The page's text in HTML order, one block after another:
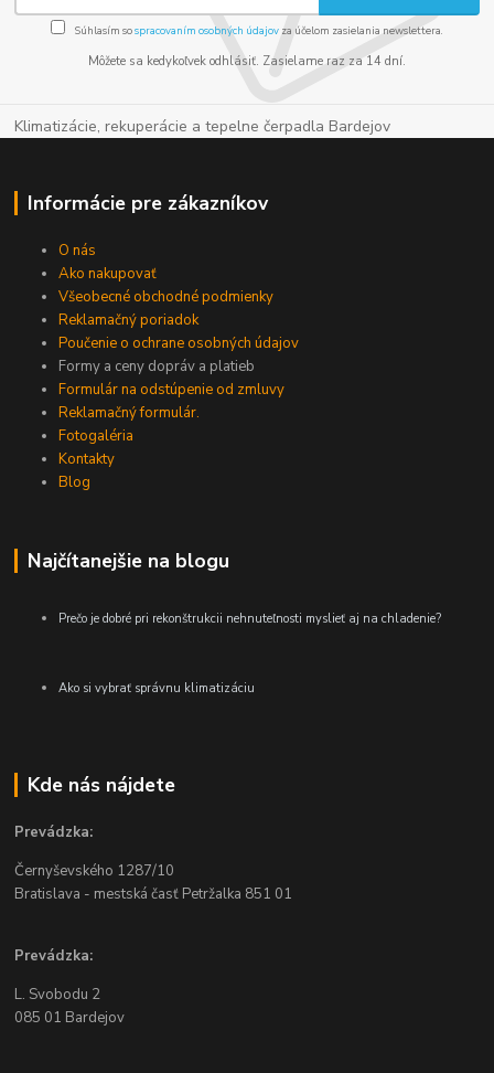
Súhlasím sospracovaním osobných údajov za účelom zasielania newslettera.
Môžete sa kedykoľvek odhlásiť. Zasielame raz za 14 dní.
Klimatizácie, rekuperácie a tepelne čerpadla Bardejov
Informácie pre zákazníkov
O nás
Ako nakupovať
Všeobecné obchodné podmienky
Reklamačný poriadok
Poučenie o ochrane osobných údajov
Formy a ceny dopráv a platieb
Formulár na odstúpenie od zmluvy
Reklamačný formulár.
Fotogaléria
Kontakty
Blog
Najčítanejšie na blogu
Prečo je dobré pri rekonštrukcii nehnuteľnosti myslieť aj na chladenie?
Ako si vybrať správnu klimatizáciu
Kde nás nájdete
Prevádzka:
Černyševského 1287/10
Bratislava - mestská časť Petržalka 851 01
Prevádzka:
L. Svobodu 2
085 01 Bardejov